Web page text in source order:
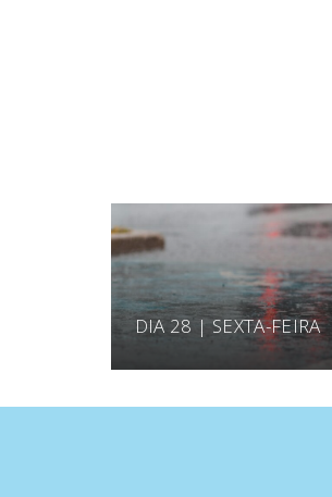
DIA 28 | SEXTA-FEIRA